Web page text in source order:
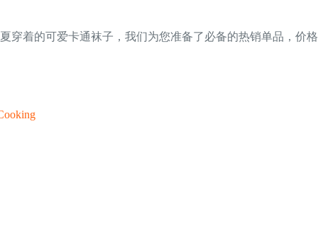
穿着的可爱卡通袜子，我们为您准备了必备的热销单品，价格